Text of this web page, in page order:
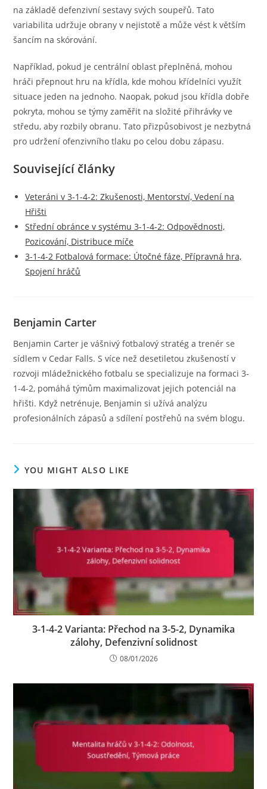
na základě defenzivní sestavy svých soupeřů. Tato
variabilita udržuje obrany v nejistotě a může vést k větším
šancím na skórování.
Například, pokud je centrální oblast přeplněná, mohou
hráči přepnout hru na křídla, kde mohou křídelníci využít
situace jeden na jednoho. Naopak, pokud jsou křídla dobře
pokryta, mohou se týmy zaměřit na složité přihrávky ve
středu, aby rozbily obranu. Tato přizpůsobivost je nezbytná
pro udržení ofenzivního tlaku po celou dobu zápasu.
Související články
Veteráni v 3-1-4-2: Zkušenosti, Mentorství, Vedení na
Hřišti
Střední obránce v systému 3-1-4-2: Odpovědnosti,
Pozicování, Distribuce míče
3-1-4-2 Fotbalová formace: Útočné fáze, Přípravná hra,
Spojení hráčů
Benjamin Carter
Benjamin Carter je vášnivý fotbalový stratég a trenér se
sídlem v Cedar Falls. S více než desetiletou zkušeností v
rozvoji mládežnického fotbalu se specializuje na formaci 3-
1-4-2, pomáhá týmům maximalizovat jejich potenciál na
hřišti. Když netrénuje, Benjamin si užívá analýzu
profesionálních zápasů a sdílení postřehů na svém blogu.
YOU MIGHT ALSO LIKE
3-1-4-2 Varianta: Přechod na 3-5-2, Dynamika
zálohy, Defenzivní solidnost
08/01/2026